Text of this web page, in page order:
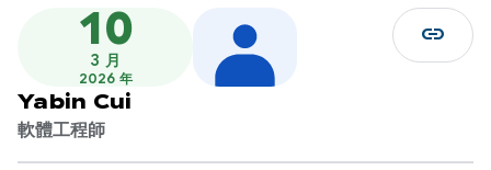
10
3 月
2026 年
Yabin Cui
軟體工程師
link